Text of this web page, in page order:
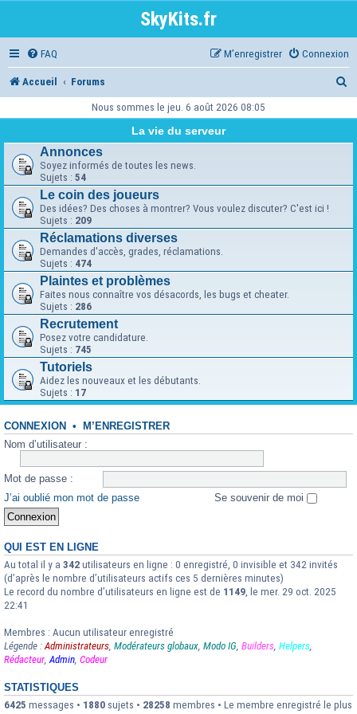
SkyKits.fr
FAQ Connexion
M’enregistrer
Accueil Forums
Nous sommes le jeu. 6 août 2026 08:05
La vie du serveur
Annonces
Soyez informés de toutes les news.
Sujets : 54
Le coin des joueurs
Des idées? Des choses à montrer? Vous voulez discuter? C'est ici !
Sujets : 209
Réclamations diverses
Demandes d'accès, grades, réclamations.
Sujets : 474
Plaintes et problèmes
Faites nous connaître vos désacords, les bugs et cheater.
Sujets : 286
Recrutement
Posez votre candidature.
Sujets : 745
Tutoriels
Aidez les nouveaux et les débutants.
Sujets : 17
CONNEXION • M’ENREGISTRER
Nom d’utilisateur :
Mot de passe :
J’ai oublié mon mot de passe
Se souvenir de moi
QUI EST EN LIGNE
Au total il y a 342 utilisateurs en ligne : 0 enregistré, 0 invisible et 342 invités
(d’après le nombre d’utilisateurs actifs ces 5 dernières minutes)
Le record du nombre d’utilisateurs en ligne est de 1149, le mer. 29 oct. 2025
22:41
Membres : Aucun utilisateur enregistré
Légende :Administrateurs, Modérateurs globaux, Modo IG, Builders, Helpers,
Rédacteur,Admin, Codeur
STATISTIQUES
6425 messages • 1880 sujets • 28258 membres • Le membre enregistré le plus